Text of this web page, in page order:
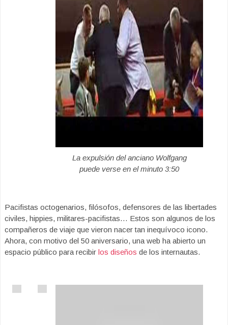
La expulsión del anciano Wolfgang
puede verse en el minuto 3:50
Pacifistas octogenarios, filósofos, defensores de las libertades
civiles, hippies, militares-pacifistas… Estos son algunos de los
compañeros de viaje que vieron nacer tan inequívoco icono.
Ahora, con motivo del 50 aniversario, una web ha abierto un
espacio público para recibir los diseños de los internautas.